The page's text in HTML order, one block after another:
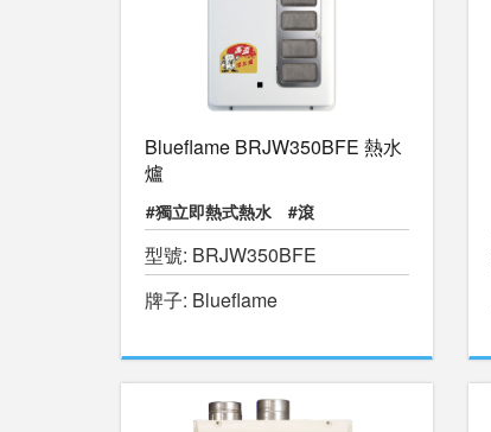
Blueflame BRJW350BFE 熱水
爐
#獨立即熱式熱水 #滾
型號: BRJW350BFE
牌子: Blueflame